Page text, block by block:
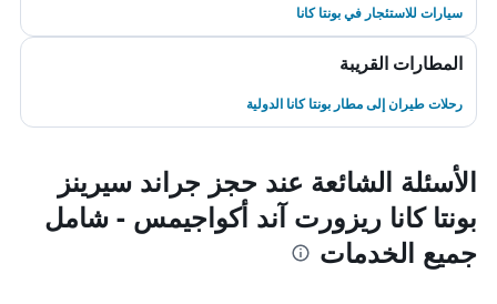
سيارات للاستئجار في بونتا كانا
المطارات القريبة
رحلات طيران إلى مطار بونتا كانا الدولية
الأسئلة الشائعة عند حجز جراند سيرينز
بونتا كانا ريزورت آند أكواجيمس - شامل
جميع الخدمات